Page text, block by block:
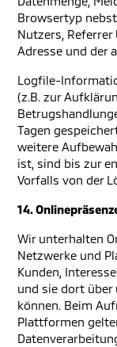
Browsertyp
Nutzers, Referrer
Adresse und der
Logfile-
(z.B. zur
Tagen
weitere
ist, sind bis zur
Vorfalls von der
14.
Wir unterhalten
Netzwerke und
Kunden,
und sie dort
können. Beim
Plattformen